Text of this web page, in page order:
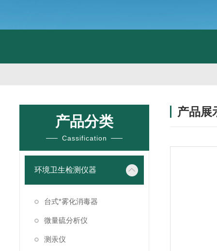
产品分类
Cassification
环境卫生检测仪器
台式*雾化消毒器
微量硫分析仪
测汞仪
产品展